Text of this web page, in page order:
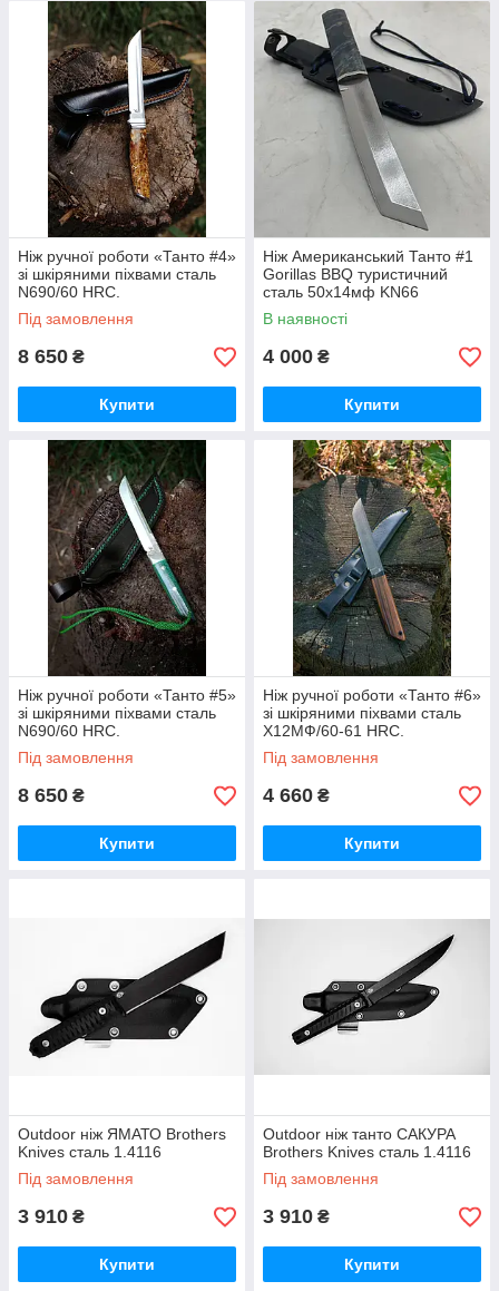
Ніж ручної роботи «Танто #4»
зі шкіряними піхвами сталь
N690/60 HRC.
Під замовлення
8 650 ₴
Купити
Ніж Американський Танто #1
Gorillas BBQ туристичний
сталь 50х14мф KN66
В наявності
4 000 ₴
Купити
Ніж ручної роботи «Танто #5»
зі шкіряними піхвами сталь
N690/60 HRC.
Під замовлення
8 650 ₴
Купити
Ніж ручної роботи «Танто #6»
зі шкіряними піхвами сталь
Х12МФ/60-61 HRC.
Під замовлення
4 660 ₴
Купити
Outdoor ніж ЯМАТО Brothers
Knives сталь 1.4116
Під замовлення
3 910 ₴
Купити
Outdoor ніж танто САКУРА
Brothers Knives сталь 1.4116
Під замовлення
3 910 ₴
Купити